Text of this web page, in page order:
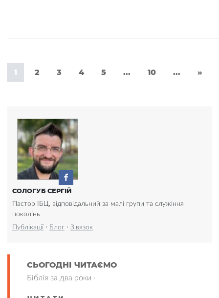
1 2 3 4 5 ... 10 ... »
СОЛОГУБ СЕРГІЙ
Пастор ІБЦ, відповідальний за малі групи та служіння
поколінь
Публікації · Блог · З'вязок
СЬОГОДНІ ЧИТАЄМО
Біблія за два роки ·